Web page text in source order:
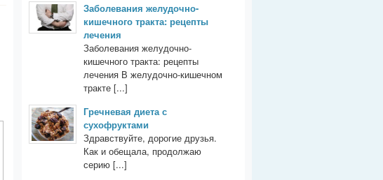
Заболевания желудочно-
кишечного тракта: рецепты
лечения
Заболевания желудочно-
кишечного тракта: рецепты
лечения В желудочно-кишечном
тракте [...]
Гречневая диета с
сухофруктами
Здравствуйте, дорогие друзья.
Как и обещала, продолжаю
серию [...]